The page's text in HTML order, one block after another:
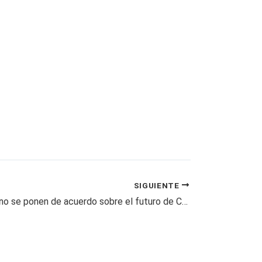
SIGUIENTE
Calificadoras no se ponen de acuerdo sobre el futuro de Colombia